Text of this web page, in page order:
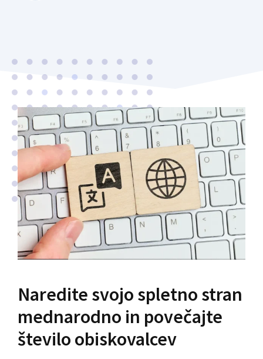
Naredite svojo spletno stran
mednarodno in povečajte
število obiskovalcev